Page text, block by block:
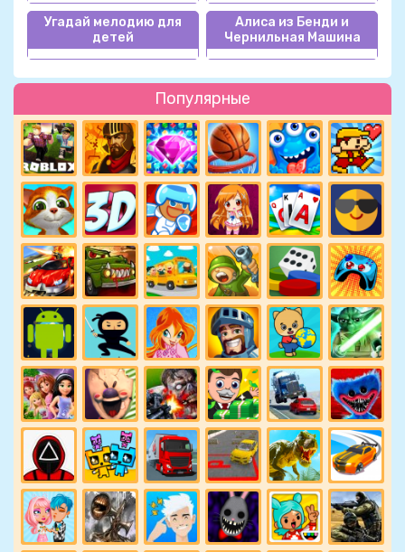
Популярные
Угадай мелодию для
детей
Алиса из Бенди и
Чернильная Машина